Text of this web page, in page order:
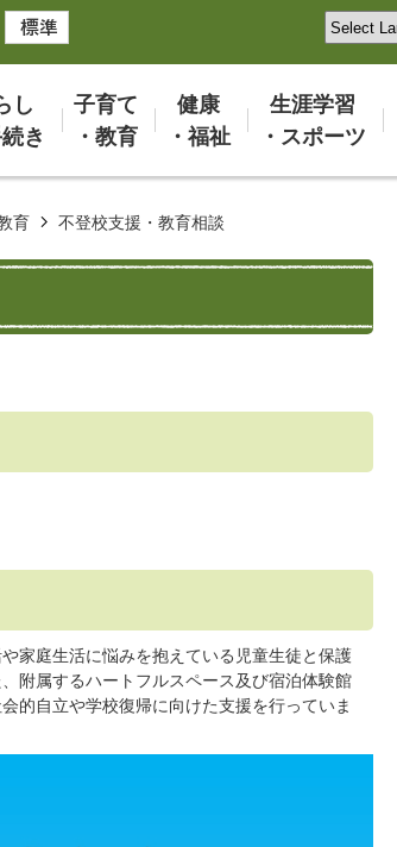
し
続き
子育て
・教育
健康
・福祉
生涯学習
・スポーツ
育 不登校支援・教育相談
家庭生活に悩みを抱えている児童生徒と保護
附属するハートフルスペース及び宿泊体験館
的自立や学校復帰に向けた支援を行っていま